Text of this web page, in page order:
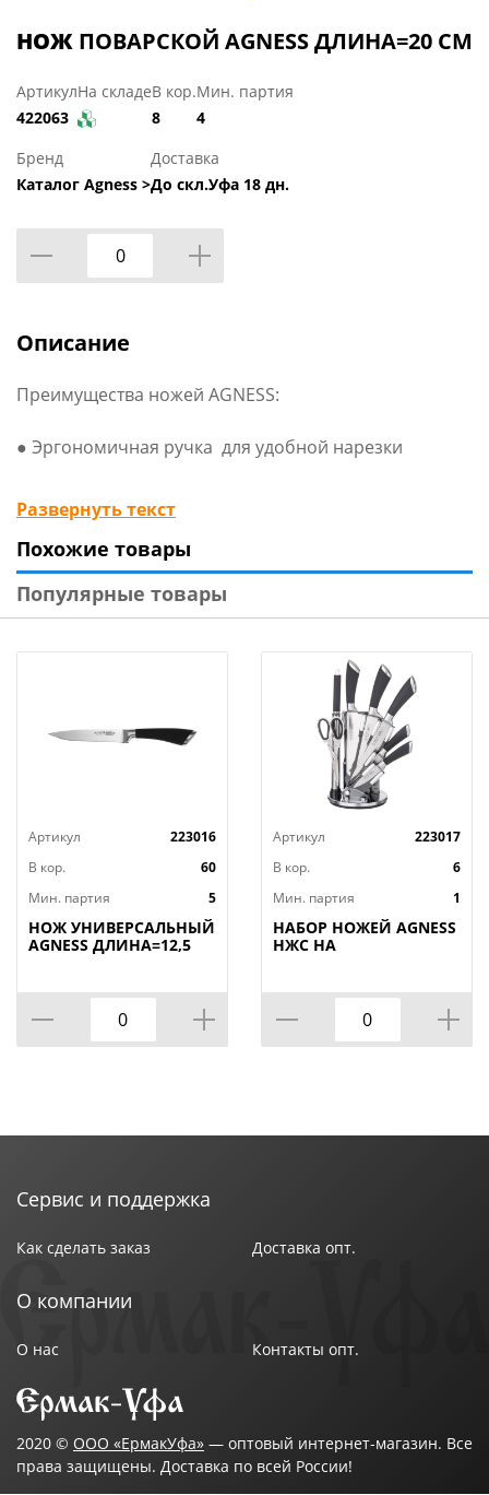
НОЖ ПОВАРСКОЙ AGNESS ДЛИНА=20 СМ
Артикул
422063
На складеВ кор.
8
Мин. партия
4
Бренд
Каталог Agness >
Доставка
До скл.Уфа 18 дн.
Описание
Преимущества ножей AGNESS:
● Эргономичная ручка для удобной нарезки
● Лезвие из высокоуглеродистой коррозионной
стали
● 2-х стороняя заточка лезвия
Развернуть текст
Похожие товары
Популярные товары
Артикул
223016
В кор.
60
Мин. партия
5
НОЖ УНИВЕРСАЛЬНЫЙ
AGNESS ДЛИНА=12,5
Артикул
223017
В кор.
6
Мин. партия
1
НАБОР НОЖЕЙ AGNESS
НЖС НА
ПОДСТАВКЕ 8 ПР.,
КОР=6НАБОР.
Сервис и поддержка
Как сделать заказ Доставка опт.
О компании
О нас Контакты опт.
2020 © ООО «ЕрмакУфа» — оптовый интернет-магазин. Все
права защищены. Доставка по всей России!